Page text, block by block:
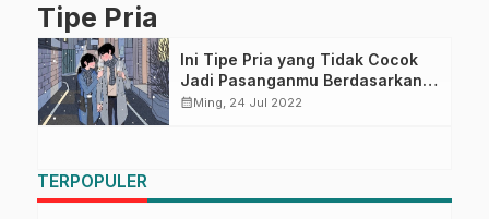
Tipe Pria
Ini Tipe Pria yang Tidak Cocok
Jadi Pasanganmu Berdasarkan
Zodiak
calendar_monthMing, 24 Jul 2022
TERPOPULER